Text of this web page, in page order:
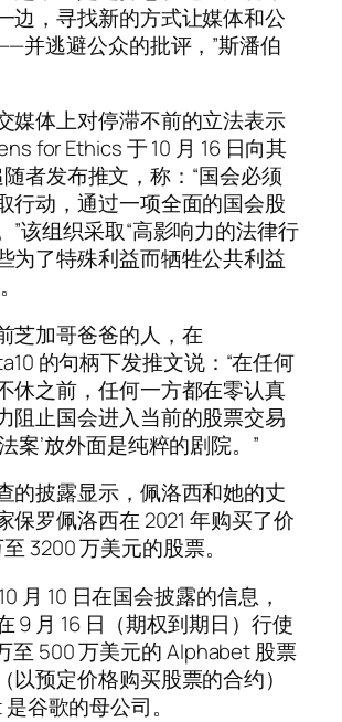
边，寻找新的方式让媒体和公
并逃避公众的批评，”斯潘伯
媒体上对停滞不前的立法表示
for Ethics 于 10 月 16 日向其
随者发布推文，称：“国会必须
行动，通过一项全面的国会股
”该组织采取“高影响力的法律行
为了特殊利益而牺牲公共利益
芝加哥爸爸的人，在
的句柄下发推文说：“在任何
休之前，任何一方都在零认真
阻止国会进入当前的股票交易
案’放外面是纯粹的剧院。”
的披露显示，佩洛西和她的丈
保罗佩洛西在 2021 年购买了价
3200 万美元的股票。
月 10 日在国会披露的信息，
9 月 16 日（期权到期日）行使
至 500 万美元的 Alphabet 股票
以预定价格购买股票的合约）
谷歌的母公司。